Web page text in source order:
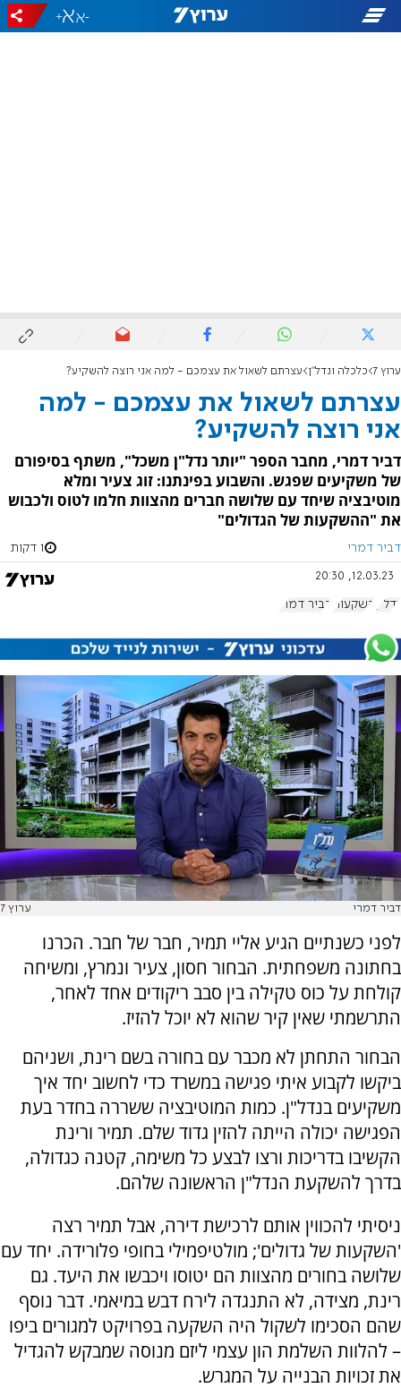
-
+
ערוץ 7 כלכלה ונדל"ן עצרתם לשאול את עצמכם - למה אני רוצה להשקיע?
עצרתם לשאול את עצמכם - למה
אני רוצה להשקיע?
דביר דמרי, מחבר הספר "יותר נדל"ן משכל", משתף בסיפורם
של משקיעים שפגש. והשבוע בפינתנו: זוג צעיר ומלא
מוטיבציה שיחד עם שלושה חברים מהצוות חלמו לטוס ולכבוש
את "ההשקעות של הגדולים"
דביר דמרי 1 דקות
12.03.23, 20:30
נדל"ן השקעות דביר דמרי
דביר דמרי ערוץ 7
לפני כשנתיים הגיע אליי תמיר, חבר של חבר. הכרנו
בחתונה משפחתית. הבחור חסון, צעיר ונמרץ, ומשיחה
קולחת על כוס טקילה בין סבב ריקודים אחד לאחר,
התרשמתי שאין קיר שהוא לא יוכל להזיז.
הבחור התחתן לא מכבר עם בחורה בשם רינת, ושניהם
ביקשו לקבוע איתי פגישה במשרד כדי לחשוב יחד איך
משקיעים בנדל"ן. כמות המוטיבציה ששררה בחדר בעת
הפגישה יכולה הייתה להזין גדוד שלם. תמיר ורינת
הקשיבו בדריכות ורצו לבצע כל משימה, קטנה כגדולה,
בדרך להשקעת הנדל"ן הראשונה שלהם.
ניסיתי להכווין אותם לרכישת דירה, אבל תמיר רצה
'השקעות של גדולים'; מולטיפמילי בחופי פלורידה. יחד עם
שלושה בחורים מהצוות הם יטוסו ויכבשו את היעד. גם
רינת, מצידה, לא התנגדה לירח דבש במיאמי. דבר נוסף
שהם הסכימו לשקול היה השקעה בפרויקט למגורים ביפו
– להלוות השלמת הון עצמי ליזם מנוסה שמבקש להגדיל
את זכויות הבנייה על המגרש.